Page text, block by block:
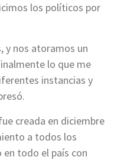
los políticos por
y nos atoramos un
lo que me
instancias y
creada en diciembre
a todos los
en todo el país con